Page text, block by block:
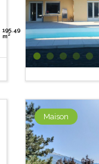
195.49
m²
Maison